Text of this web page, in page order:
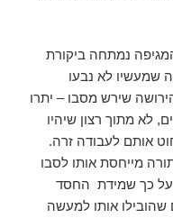
נמתחה ביקורת
שמעשיו לא נבעו
שירש מסבו – יתרו
לא מתוך רצון שיהיו
אותם לעבודה זרה.
מייחסת אותו לסבו
על כך שמידת החסד
אותו למעשה